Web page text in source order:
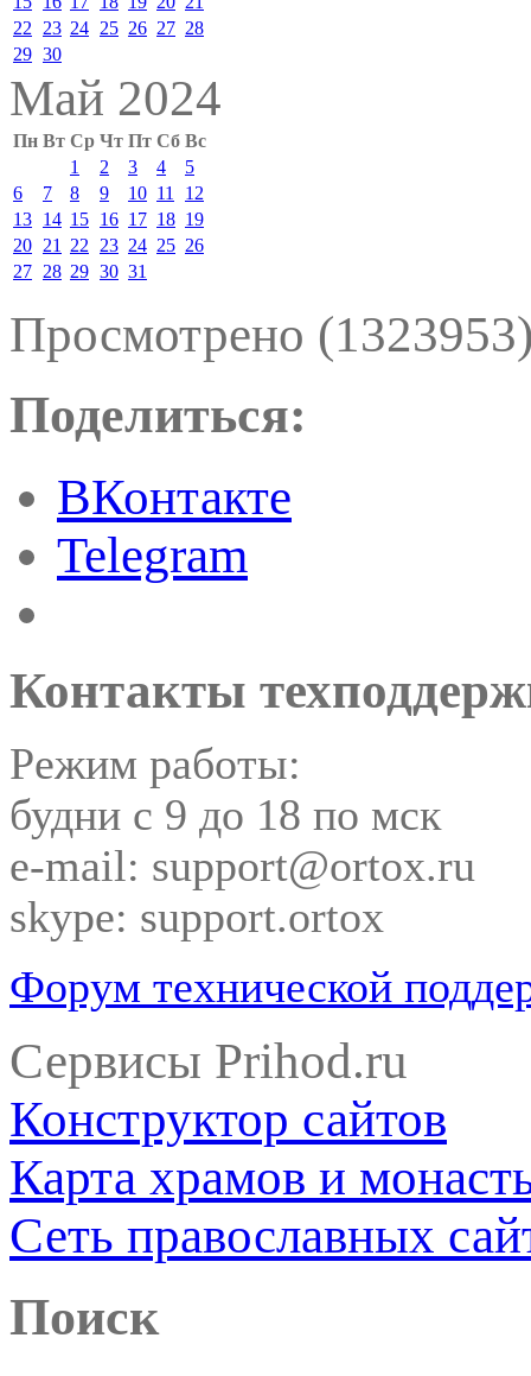
22
23 24 25 26 27 28
29 30
Май 2024
Пн Вт Ср Чт Пт Сб Вс
1
2 3 4
5
6
7 8 9 10 11
12
13 14 15 16 17 18 19
20 21 22 23 24 25 26
27 28 29 30 31
Просмотрено
Поделиться:
ВКонтакте
Telegram
Контакты
Режим работы:
будни с 9 до 18 по мск
e-mail: support@ortox.ru
skype: support.ortox
Форум технической
Сервисы Prihod.ru
Конструктор сайтов
Карта храмов и
Сеть православных
Поиск